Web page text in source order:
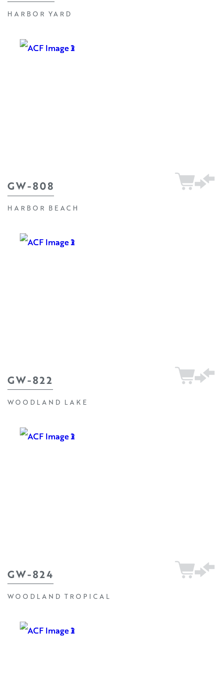
HARBOR YARD
GW-808
HARBOR BEACH
GW-822
WOODLAND LAKE
GW-824
WOODLAND TROPICAL